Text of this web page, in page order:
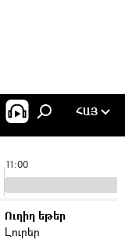
ՀԱՅ
11:00
Ուղիղ եթեր
Լուրեր